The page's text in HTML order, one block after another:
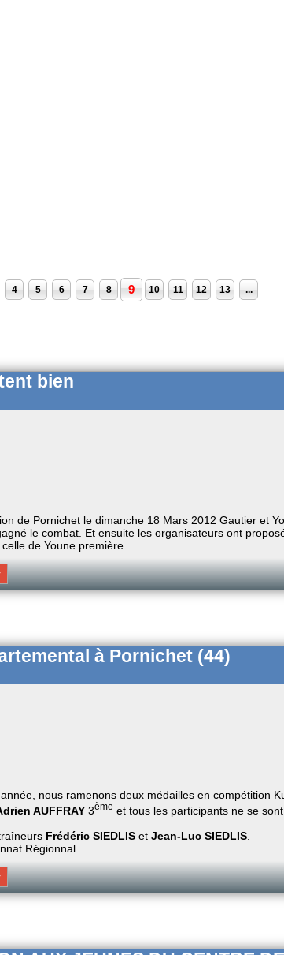
4 5 6 7 8 9 10 11 12 13 ...
bien
de Pornichet le dimanche 18 Mars 2012 Gautier et
le combat. Et ensuite les organisateurs ont
de Youne première.
à Pornichet (44)
nous ramenons deux médailles en compétition
AUFFRAY3ème et tous les participants ne se
Frédéric SIEDLISet Jean-Luc SIEDLIS.
Régionnal.